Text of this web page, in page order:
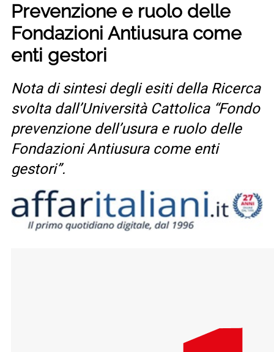
Prevenzione e ruolo delle
Fondazioni Antiusura come
enti gestori
Nota di sintesi degli esiti della Ricerca
svolta dall’Università Cattolica “Fondo
prevenzione dell’usura e ruolo delle
Fondazioni Antiusura come enti
gestori”.